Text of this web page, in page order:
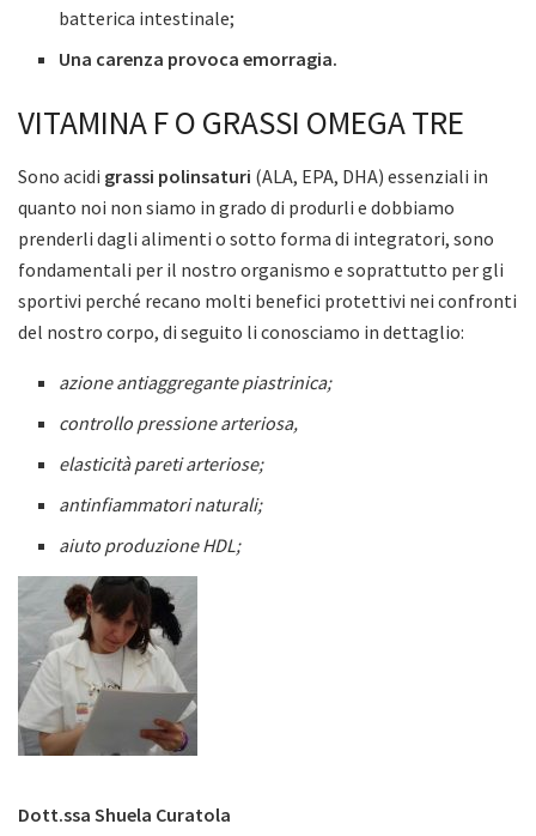
batterica intestinale;
Una carenza provoca emorragia.
VITAMINA F O GRASSI OMEGA TRE
Sono acidi grassi polinsaturi (ALA, EPA, DHA) essenziali in
quanto noi non siamo in grado di produrli e dobbiamo
prenderli dagli alimenti o sotto forma di integratori, sono
fondamentali per il nostro organismo e soprattutto per gli
sportivi perché recano molti benefici protettivi nei confronti
del nostro corpo, di seguito li conosciamo in dettaglio:
azione antiaggregante piastrinica;
controllo pressione arteriosa,
elasticità pareti arteriose;
antinfiammatori naturali;
aiuto produzione HDL;
Dott.ssa Shuela Curatola